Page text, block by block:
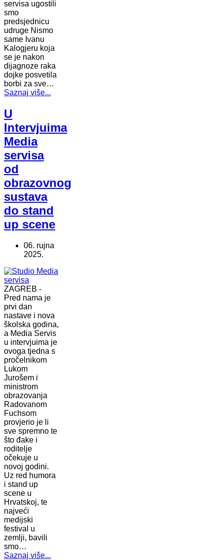
servisa ugostili
smo
predsjednicu
udruge Nismo
same Ivanu
Kalogjeru koja
se je nakon
dijagnoze raka
dojke posvetila
borbi za sve…
Saznaj više...
U
Intervjuima
Media
servisa
od
obrazovnog
sustava
do stand
up scene
06. rujna
2025.
ZAGREB -
Pred nama je
prvi dan
nastave i nova
školska godina,
a Media Servis
u intervjuima je
ovoga tjedna s
pročelnikom
Lukom
Jurošem i
ministrom
obrazovanja
Radovanom
Fuchsom
provjerio je li
sve spremno te
što đake i
roditelje
očekuje u
novoj godini.
Uz red humora
i stand up
scene u
Hrvatskoj, te
najveći
medijski
festival u
zemlji, bavili
smo…
Saznaj više...